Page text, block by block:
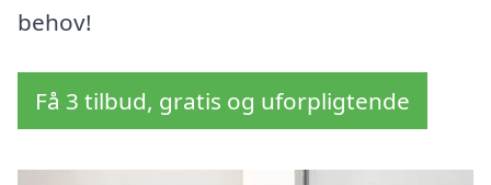
behov!
Få 3 tilbud, gratis og uforpligtende